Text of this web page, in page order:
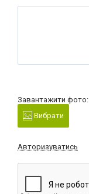
Завантажити фото:
Вибрати
Авторизуватись